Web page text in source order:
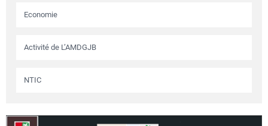
Economie
Activité de L’AMDGJB
NTIC